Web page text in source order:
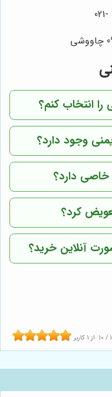
انتخاب کنم؟
وجود دارد؟
خاصی دارد؟
کرد؟
آنلاین خرید؟
10 / از 1 کاربر